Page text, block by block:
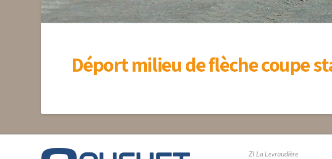
Déport milieu de flèche coupe
ZI La Levraudière